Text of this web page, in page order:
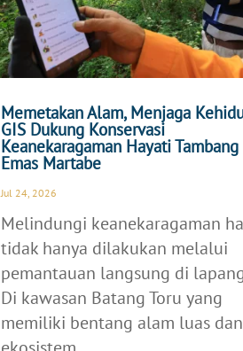
Memetakan Alam, Menjaga
GIS Dukung Konservasi
Keanekaragaman Hayati Tambang
Emas Martabe
Jul 24, 2026
Melindungi keanekaragaman
tidak hanya dilakukan melalui
pemantauan langsung di
Di kawasan Batang Toru yang
memiliki bentang alam luas dan